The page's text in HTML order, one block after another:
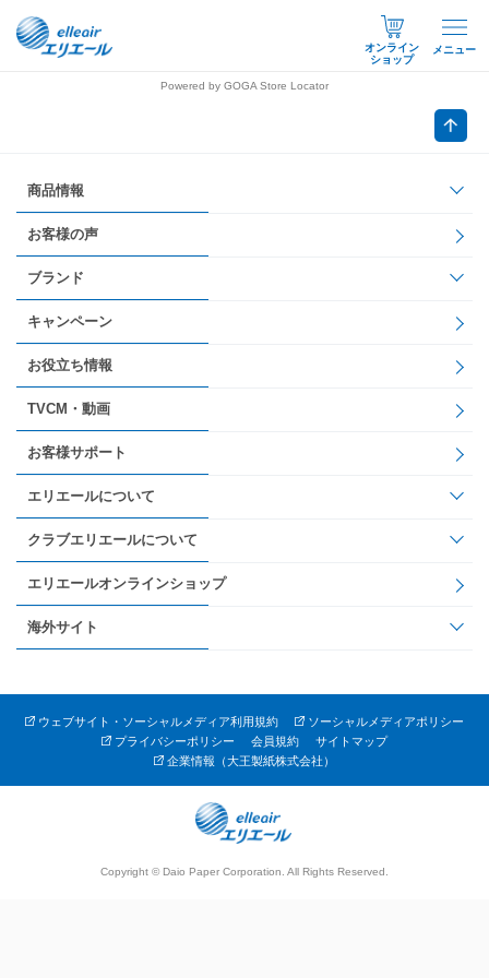
オンライン
ショップ
メニュー
Powered by GOGA Store Locator
商品情報
お客様の声
ブランド
キャンペーン
お役立ち情報
TVCM・動画
お客様サポート
エリエールについて
クラブエリエールについて
エリエールオンラインショップ
海外サイト
ウェブサイト・ソーシャルメディア利用規約
ソーシャルメディアポリシー
プライバシーポリシー
会員規約
サイトマップ
企業情報（大王製紙株式会社）
Copyright © Daio Paper Corporation. All Rights Reserved.